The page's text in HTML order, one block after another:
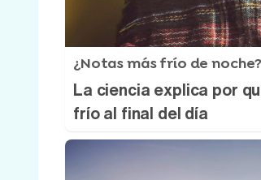
¿Notas más frío de noche?
La ciencia explica por
frío al final del día